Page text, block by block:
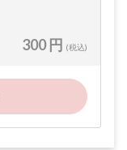
300 円 (税込)